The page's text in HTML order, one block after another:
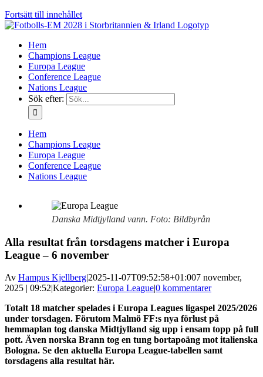
Fortsätt till innehållet
Hem
Champions League
Europa League
Conference League
Nations League
Sök efter:
Hem
Champions League
Europa League
Conference League
Nations League
Danska Midtjylland vann. Foto: Bildbyrån
Alla resultat från torsdagens matcher i Europa
League – 6 november
Av Hampus Kjellberg|2025-11-07T09:52:58+01:007 november,
2025 | 09:52|Kategorier: Europa League|0 kommentarer
Totalt 18 matcher spelades i Europa Leagues ligaspel 2025/2026
under torsdagen. Förutom Malmö FF:s nya förlust på
hemmaplan tog danska Midtjylland sig upp i ensam topp på full
pott. Även norska Brann tog en tung bortapoäng mot italienska
Bologna. Se den aktuella Europa League-tabellen samt
torsdagens alla resultat här.